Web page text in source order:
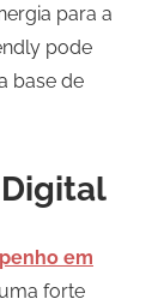
para a
pode
base de
em
forte